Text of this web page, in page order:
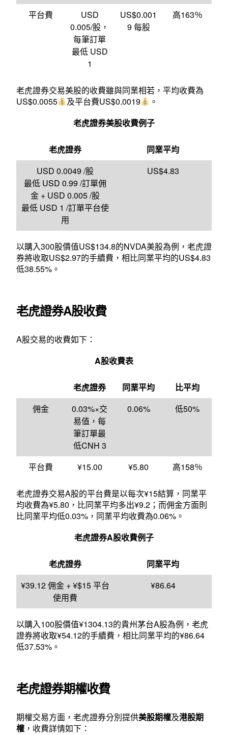
平台費
USD
0.005/股，
每筆訂單
最低 USD
1
US$0.001
9 每股
高163％
老虎證券交易美股的收費雖與同業相若，平均收費為
US$0.0055
及平台費US$0.0019
。
老虎證券美股收費例子
老虎證券
同業平均
USD 0.0049 /股
最低 USD 0.99 /訂單佣
金 + USD 0.005 /股
最低 USD 1 /訂單平台使
用
US$4.83
以購入300股價值US$134.8的NVDA美股為例，老虎證
券將收取US$2.97的手續費，相比同業平均的US$4.83
低38.55%。
老虎證券A股收費
A股交易的收費如下：
A股收費表
老虎證券 同業平均
比平均
佣金
0.03%×交
易值，每
筆訂單最
低CNH 3
0.06% 低50%
平台費 ¥15.00 ¥5.80 高158％
老虎證券交易A股的平台費是以每次¥15結算，同業平
均收費為¥5.80，比同業平均多出¥9.2；而佣金方面則
比同業平均低0.03%，同業平均收費為0.06%。
老虎證券A股收費例子
老虎證券
同業平均
¥39.12 佣金 + ¥$15 平台
使用費
¥86.64
以購入100股價值¥1304.13的貴州茅台A股為例，老虎
證券將收取¥54.12的手續費，相比同業平均的¥86.64
低37.53%。
老虎證券期權收費
期權交易方面，老虎證券分別提供美股期權及港股期
權 ，收費詳情如下：